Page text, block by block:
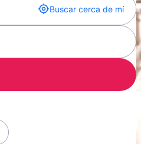
Buscar cerca de mí